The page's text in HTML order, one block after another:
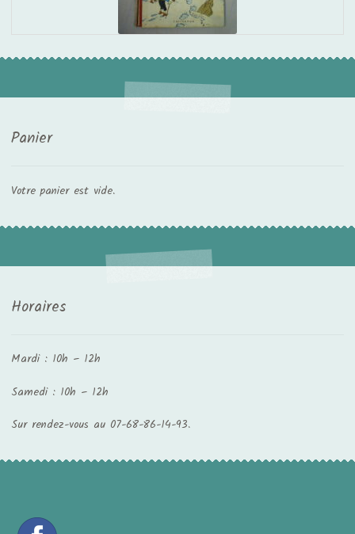
Panier
Votre panier est vide.
Horaires
Mardi : 10h – 12h
Samedi : 10h – 12h
Sur rendez-vous au 07-68-86-14-93.